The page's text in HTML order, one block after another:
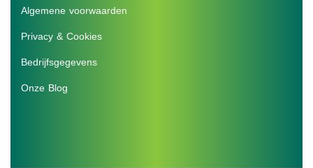
Algemene voorwaarden
Privacy & Cookies
Bedrijfsgegevens
Onze Blog